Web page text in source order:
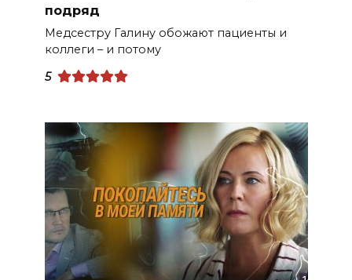
подряд
Медсестру Галину обожают пациенты и
коллеги – и потому
5